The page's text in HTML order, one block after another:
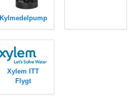
Kylmedelpump
Xylem ITT
Flygt